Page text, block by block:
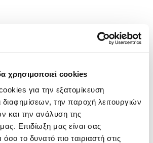
χρησιμοποιεί cookies
για την εξατομίκευση
διαφημίσεων, την παροχή λειτουργιών
και την ανάλυση της
Επιδίωξη μας είναι σας
το δυνατό πιο ταιριαστή στις